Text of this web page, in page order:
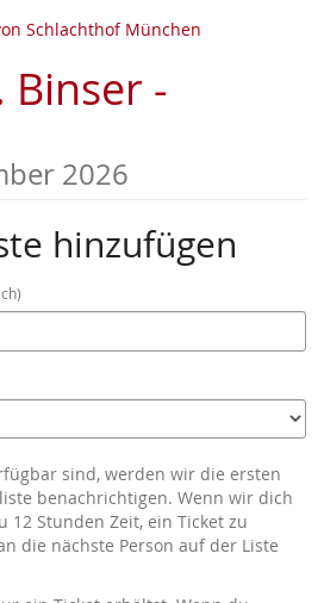
Schlachthof München
Binser -
2026
hinzufügen
sind, werden wir die ersten
benachrichtigen. Wenn wir dich
12 Stunden Zeit, ein Ticket zu
die nächste Person auf der Liste